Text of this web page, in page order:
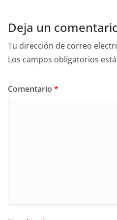
Deja un
Tu dirección de correo
Los campos obligatorios
Comentario *